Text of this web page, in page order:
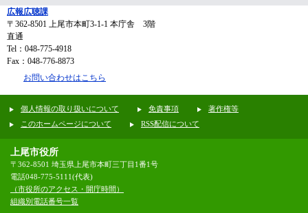
広報広聴課
〒362-8501
上尾市本町3-1-1 本庁舎 3階
直通
Tel：048-775-4918
Fax：048-776-8873
お問い合わせはこちら
個人情報の取り扱いについて 免責事項
著作権等
このホームページについて
RSS配信について
上尾市役所
〒362-8501 埼玉県上尾市本町三丁目1番1号
電話048-775-5111(代表)
（市役所のアクセス・開庁時間）
組織別電話番号一覧